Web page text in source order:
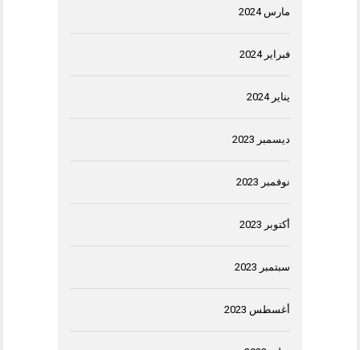
مارس 2024
فبراير 2024
يناير 2024
ديسمبر 2023
نوفمبر 2023
أكتوبر 2023
سبتمبر 2023
أغسطس 2023